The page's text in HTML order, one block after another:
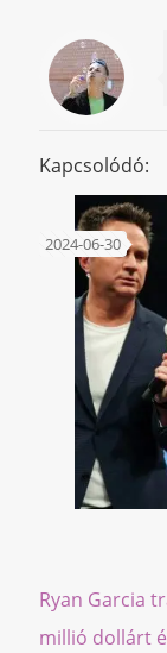
Kapcsolódó:
2024-06-30
Ryan Garcia
millió dollárt